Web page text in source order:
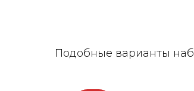
Подобные варианты